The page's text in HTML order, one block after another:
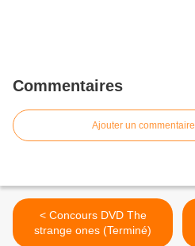
Commentaires
Ajouter un commentaire
< Concours DVD The
strange ones (Terminé)